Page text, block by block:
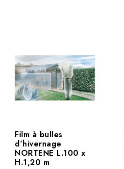
Film à bulles
d’hivernage
NORTENE L.100 x
H.1,20 m